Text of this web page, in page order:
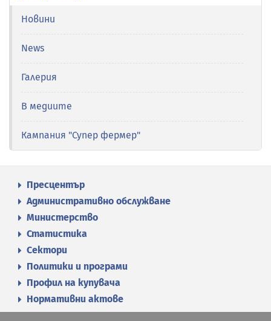
Новини
News
Галерия
В медиите
Кампания "Супер фермер"
Пресцентър
Административно обслужване
Министерство
Статистика
Сектори
Политики и програми
Профил на купувача
Нормативни актове